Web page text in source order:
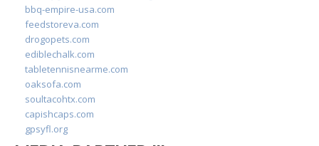
bbq-empire-usa.com
feedstoreva.com
drogopets.com
ediblechalk.com
tabletennisnearme.com
oaksofa.com
soultacohtx.com
capishcaps.com
gpsyfl.org